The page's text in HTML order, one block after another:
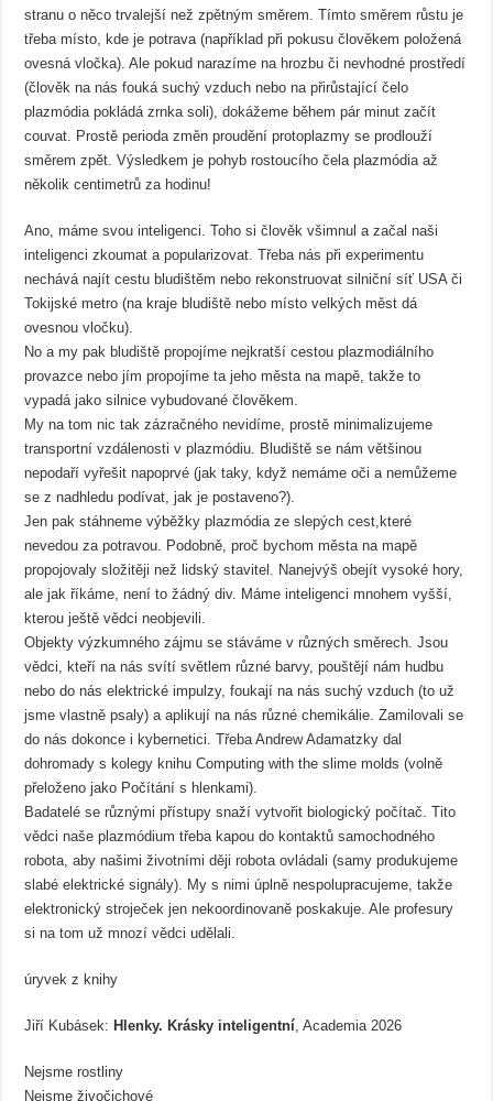
stranu o něco trvalejší než zpětným směrem. Tímto směrem růstu je
třeba místo, kde je potrava (například při pokusu člověkem položená
ovesná vločka). Ale pokud narazíme na hrozbu či nevhodné prostředí
(člověk na nás fouká suchý vzduch nebo na přirůstající čelo
plazmódia pokládá zrnka soli), dokážeme během pár minut začít
couvat. Prostě perioda změn proudění protoplazmy se prodlouží
směrem zpět. Výsledkem je pohyb rostoucího čela plazmódia až
několik centimetrů za hodinu!
Ano, máme svou inteligenci. Toho si člověk všimnul a začal naši
inteligenci zkoumat a popularizovat. Třeba nás při experimentu
nechává najít cestu bludištěm nebo rekonstruovat silniční síť USA či
Tokijské metro (na kraje bludiště nebo místo velkých měst dá
ovesnou vločku).
No a my pak bludiště propojíme nejkratší cestou plazmodiálního
provazce nebo jím propojíme ta jeho města na mapě, takže to
vypadá jako silnice vybudované člověkem.
My na tom nic tak zázračného nevidíme, prostě minimalizujeme
transportní vzdálenosti v plazmódiu. Bludiště se nám většinou
nepodaří vyřešit napoprvé (jak taky, když nemáme oči a nemůžeme
se z nadhledu podívat, jak je postaveno?).
Jen pak stáhneme výběžky plazmódia ze slepých cest,které
nevedou za potravou. Podobně, proč bychom města na mapě
propojovaly složitěji než lidský stavitel. Nanejvýš obejít vysoké hory,
ale jak říkáme, není to žádný div. Máme inteligenci mnohem vyšší,
kterou ještě vědci neobjevili.
Objekty výzkumného zájmu se stáváme v různých směrech. Jsou
vědci, kteří na nás svítí světlem různé barvy, pouštějí nám hudbu
nebo do nás elektrické impulzy, foukají na nás suchý vzduch (to už
jsme vlastně psaly) a aplikují na nás různé chemikálie. Zamilovali se
do nás dokonce i kybernetici. Třeba Andrew Adamatzky dal
dohromady s kolegy knihu Computing with the slime molds (volně
přeloženo jako Počítání s hlenkami).
Badatelé se různými přístupy snaží vytvořit biologický počítač. Tito
vědci naše plazmódium třeba kapou do kontaktů samochodného
robota, aby našimi životními ději robota ovládali (samy produkujeme
slabé elektrické signály). My s nimi úplně nespolupracujeme, takže
elektronický stroječek jen nekoordinovaně poskakuje. Ale profesury
si na tom už mnozí vědci udělali.
úryvek z knihy
Jiří Kubásek: Hlenky. Krásky inteligentní , Academia 2026
Nejsme rostliny
Nejsme živočichové